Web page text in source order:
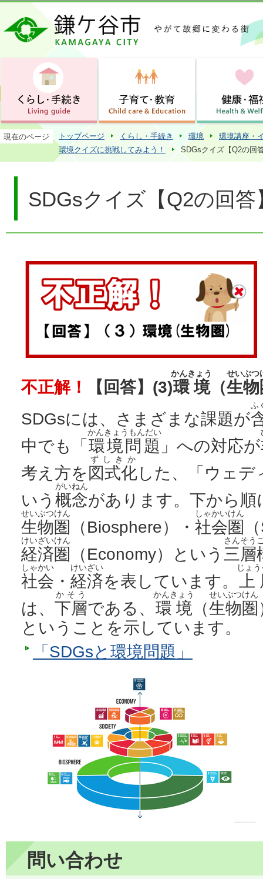
この
現在のページ トップページ くらし・手続き 環境
環境講座・
環境クイズに挑戦してみよう！
SDGsクイズ【Q2の回
SDGsクイズ【Q2の回答
不正解！ 【回答】(3)環境
かんきょう
（生物
せいぶつ
SDGsには、さまざまな課題が
ふ
中でも「 環境問題
かんきょうもんだい
」への対応が
考え方を 図式化
ずしきか
した、「ウェ
いう 概念
がいねん
があります。下から順
生物圏
せいぶつけん
（Biosphere）・ 社会圏
しゃかいけん
経済圏
けいざいけん
（Economy）という 三層
さんそう
社会
しゃかい
・ 経済
けいざい
を表しています。 上
じょ
は、 下層
かそう
である、 環境
かんきょう
（生物圏
せいぶつけん
ということを示しています。
「SDGsと環境問題」
問い合わせ